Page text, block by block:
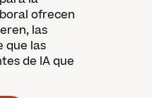
ofrecen
las
que las
de IA que